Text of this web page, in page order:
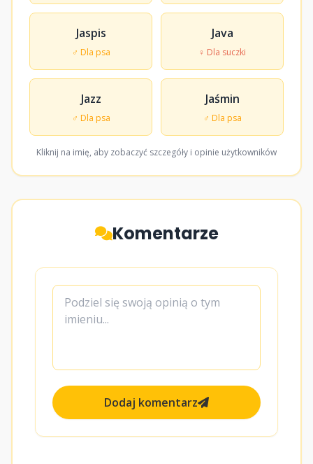
Jaspis
♂ Dla psa
Java
♀ Dla suczki
Jazz
♂ Dla psa
Jaśmin
♂ Dla psa
Kliknij na imię, aby zobaczyć szczegóły i opinie użytkowników
Komentarze
Dodaj komentarz